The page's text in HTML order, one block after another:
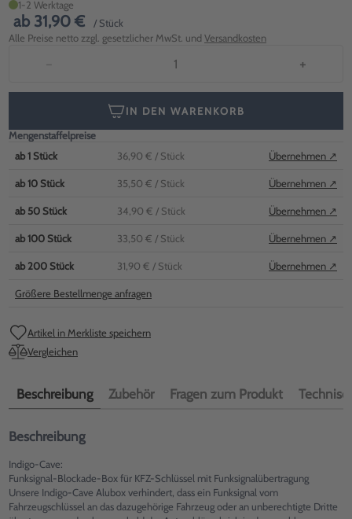
1-2 Werktage
ab 31,90 €
/ Stück
Alle Preise netto zzgl. gesetzlicher MwSt. und Versandkosten
− +
IN DEN WARENKORB
Mengenstaffelpreise
ab1 Stück 36,90 € / Stück Übernehmen ↗
ab10 Stück 35,50 € / Stück Übernehmen ↗
ab 50 Stück 34,90 € / Stück Übernehmen ↗
ab100 Stück 33,50 € / Stück Übernehmen ↗
ab 200 Stück 31,90 € / Stück Übernehmen ↗
Größere Bestellmenge anfragen
Artikel in Merkliste speichern
Vergleichen
Beschreibung Zubehör Fragen zum Produkt
Beschreibung
Indigo-Cave:
Funksignal-Blockade-Box für KFZ-Schlüssel mit Funksignalübertragung
Unsere Indigo-Cave Alubox verhindert, dass ein Funksignal vom
Fahrzeugschlüssel an das dazugehörige Fahrzeug oder an unberechtigte Dritte